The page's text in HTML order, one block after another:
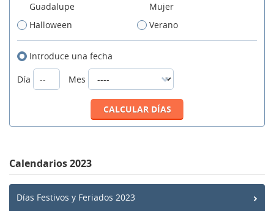
Guadalupe
Mujer
Halloween
Verano
Introduce una fecha
Día
Mes
Calendarios 2023
Días Festivos y Feriados 2023